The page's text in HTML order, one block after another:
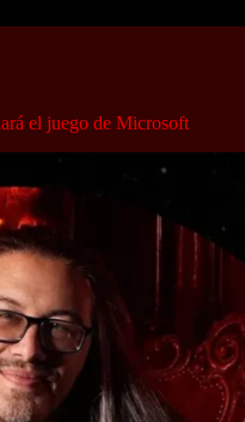
el juego de Microsoft